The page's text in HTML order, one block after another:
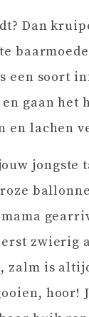
Dan
een soort
gaan het
en lachen
jongste
zalm is
hoor!